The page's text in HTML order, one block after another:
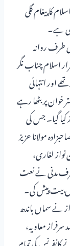
کا پیغام گلی
ہے۔
طرف روانہ
اسلام چناب نگر
اور انتہائی
خوان پر بٹھا رہے
گیا۔ جس کی
مولانا عزیز
لغاری،
مدنی نے نعت
بیت پیش کی۔
نے سماں باندھ
سرفراز معاویہ،